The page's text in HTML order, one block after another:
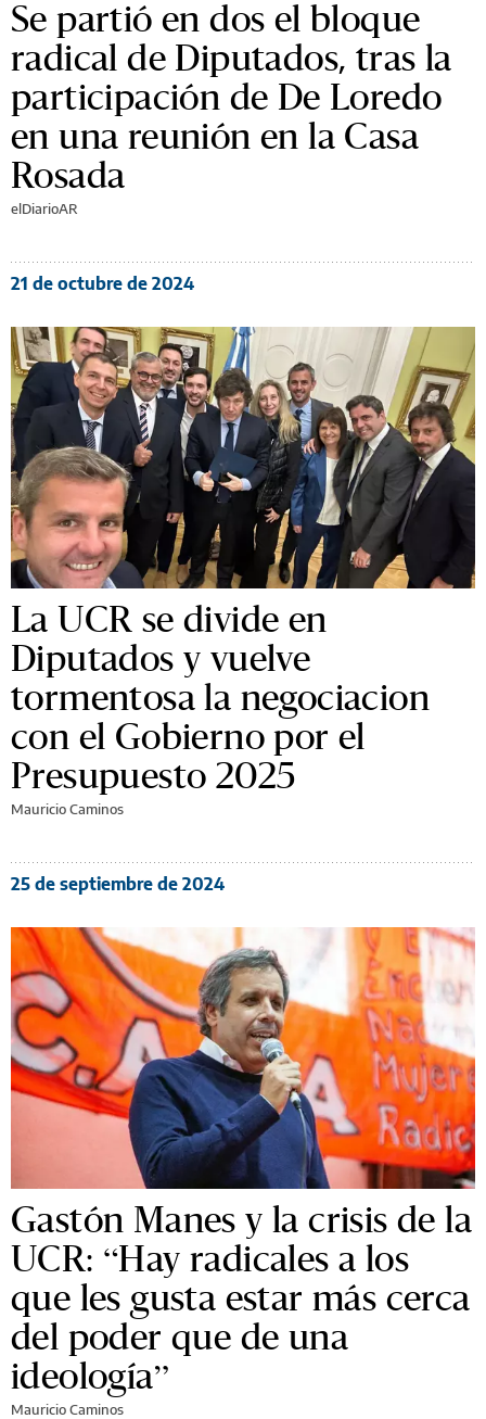
Se partió en dos el bloque
radical de Diputados, tras la
participación de De Loredo
en una reunión en la Casa
Rosada
elDiarioAR
21 de octubre de 2024
La UCR se divide en
Diputados y vuelve
tormentosa la negociacion
con el Gobierno por el
Presupuesto 2025
Mauricio Caminos
25 de septiembre de 2024
Gastón Manes y la crisis de la
UCR: “Hay radicales a los
que les gusta estar más cerca
del poder que de una
ideología”
Mauricio Caminos